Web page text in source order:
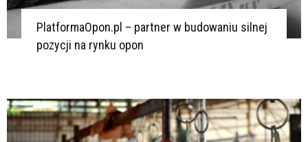
PlatformaOpon.pl – partner w budowaniu silnej
pozycji na rynku opon